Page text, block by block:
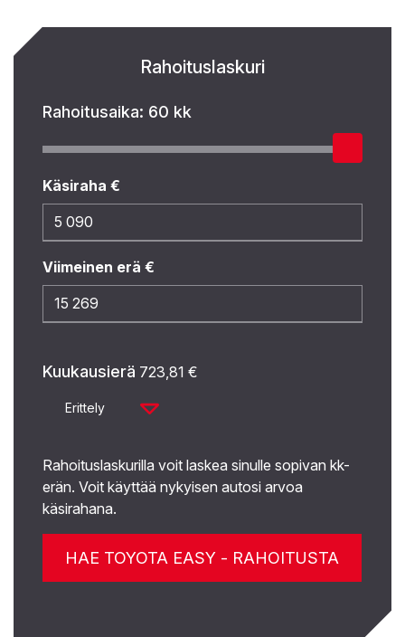
Rahoituslaskuri
Rahoitusaika: 60 kk
Käsiraha €
Viimeinen erä €
Kuukausierä 723,81 €
Erittely
Rahoituslaskurilla voit laskea sinulle sopivan kk-
erän. Voit käyttää nykyisen autosi arvoa
käsirahana.